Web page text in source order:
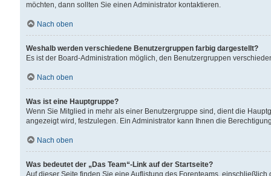
möchten, dann sollten Sie einen Administrator kontaktieren.
Nach oben
Weshalb werden verschiedene Benutzergruppen farbig dargestellt?
Es ist der Board-Administration möglich, den Benutzergruppen
Nach oben
Was ist eine Hauptgruppe?
Wenn Sie Mitglied in mehr als einer Benutzergruppe sind, dient die
angezeigt wird, festzulegen. Ein Administrator kann Ihnen die
Nach oben
Was bedeutet der „Das Team“-Link auf der Startseite?
Auf dieser Seite finden Sie eine Auflistung des Forenteams,